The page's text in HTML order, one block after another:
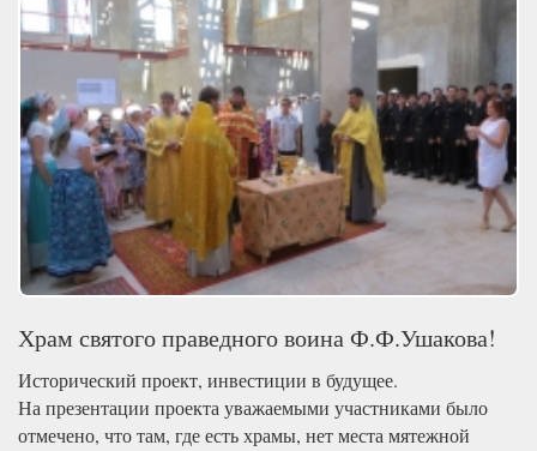
Храм святого праведного воина Ф.Ф.Ушакова!
Исторический проект, инвестиции в будущее.
На презентации проекта уважаемыми участниками было
отмечено, что там, где есть храмы, нет места мятежной